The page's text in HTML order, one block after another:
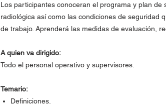
Los participantes conoceran el programa y plan de
radiológica así como las condiciones de seguridad
de trabajo. Aprenderá las medidas de evaluación,
A quien va dirigido:
Todo el personal operativo y supervisores.
Temario:
Definiciones.